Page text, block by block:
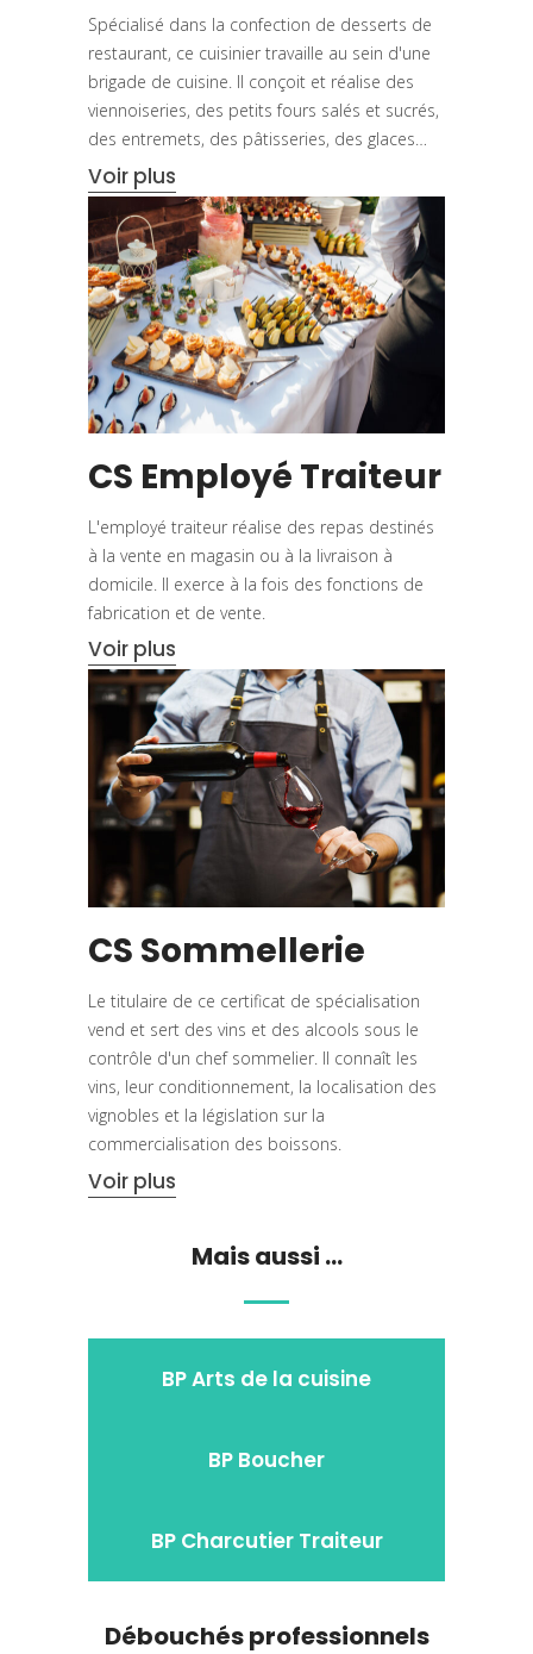
Spécialisé dans la confection de desserts de
restaurant, ce cuisinier travaille au sein d'une
brigade de cuisine. Il conçoit et réalise des
viennoiseries, des petits fours salés et sucrés,
des entremets, des pâtisseries, des glaces…
Voir plus
CS Employé Traiteur
L'employé traiteur réalise des repas destinés
à la vente en magasin ou à la livraison à
domicile. Il exerce à la fois des fonctions de
fabrication et de vente.
Voir plus
CS Sommellerie
Le titulaire de ce certificat de spécialisation
vend et sert des vins et des alcools sous le
contrôle d'un chef sommelier. Il connaît les
vins, leur conditionnement, la localisation des
vignobles et la législation sur la
commercialisation des boissons.
Voir plus
Mais aussi ...
BP Arts de la cuisine
BP Boucher
BP Charcutier Traiteur
Débouchés professionnels